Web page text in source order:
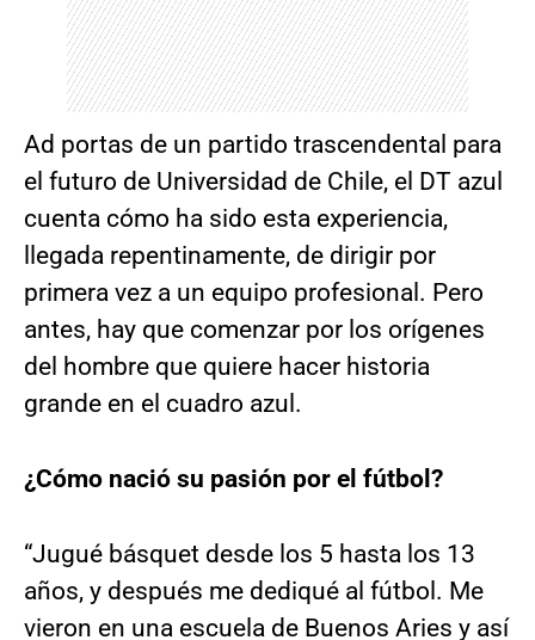
Ad portas de un partido trascendental para
el futuro de Universidad de Chile, el DT azul
cuenta cómo ha sido esta experiencia,
llegada repentinamente, de dirigir por
primera vez a un equipo profesional. Pero
antes, hay que comenzar por los orígenes
del hombre que quiere hacer historia
grande en el cuadro azul.
¿Cómo nació su pasión por el fútbol?
“Jugué básquet desde los 5 hasta los 13
años, y después me dediqué al fútbol. Me
vieron en una escuela de Buenos Aries y así